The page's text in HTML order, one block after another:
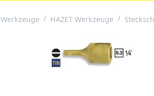
Werkzeuge HAZET Werkzeuge